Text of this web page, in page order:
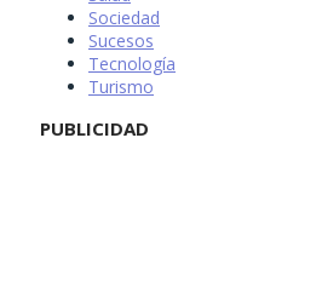
Sociedad
Sucesos
Tecnología
Turismo
PUBLICIDAD